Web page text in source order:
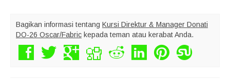
Bagikan informasi tentang Kursi Direktur & Manager Donati
DO-26 Oscar/Fabric kepada teman atau kerabat Anda.